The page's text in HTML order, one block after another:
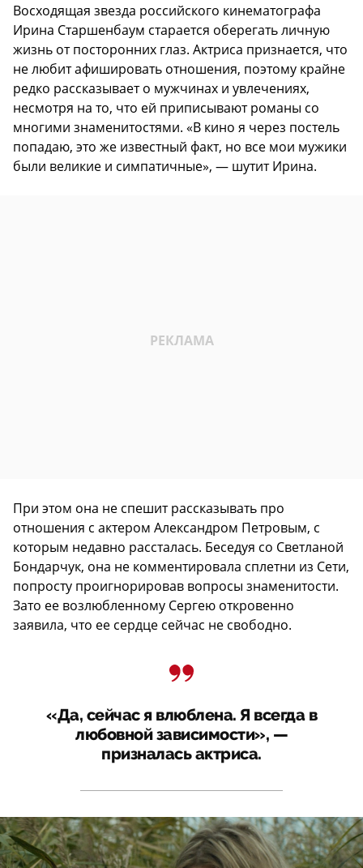
Восходящая звезда российского кинематографа
Ирина Старшенбаум старается оберегать личную
жизнь от посторонних глаз. Актриса признается, что
не любит афишировать отношения, поэтому крайне
редко рассказывает о мужчинах и увлечениях,
несмотря на то, что ей приписывают романы со
многими знаменитостями. «В кино я через постель
попадаю, это же известный факт, но все мои мужики
были великие и симпатичные», — шутит Ирина.
При этом она не спешит рассказывать про
отношения с актером Александром Петровым, с
которым недавно рассталась. Беседуя со Светланой
Бондарчук, она не комментировала сплетни из Сети,
попросту проигнорировав вопросы знаменитости.
Зато ее возлюбленному Сергею откровенно
заявила, что ее сердце сейчас не свободно.
«Да, сейчас я влюблена. Я всегда в
любовной зависимости», —
призналась актриса.